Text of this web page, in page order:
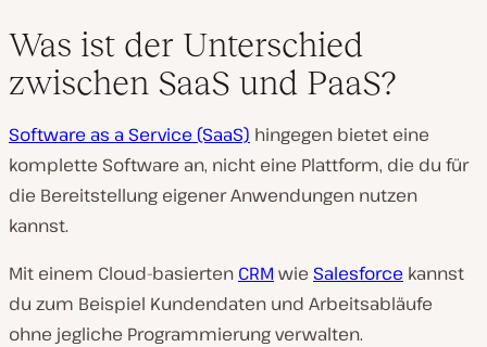
Was ist der Unterschied
zwischen SaaS und PaaS?
Software as a Service (SaaS) hingegen bietet eine
komplette Software an, nicht eine Plattform, die du für
die Bereitstellung eigener Anwendungen nutzen
kannst.
Mit einem Cloud-basierten CRM wie Salesforce kannst
du zum Beispiel Kundendaten und Arbeitsabläufe
ohne jegliche Programmierung verwalten.